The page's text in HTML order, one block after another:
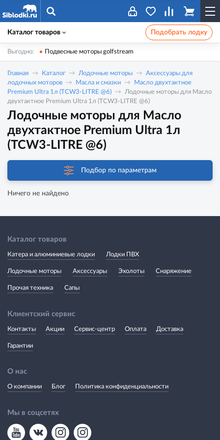
Каталог товаров Подобрать лодку
Выгодно: Подвесные моторы golfstream
Главная Каталог Лодочные моторы
Аксессуары для
лодочных моторов
Масла и смазки
Масло двухтактное
Premium Ultra 1л (TCW3-LITRE @6)
Лодочные моторы для Масло
двухтактное Premium Ultra 1л (TCW3-LITRE @6)
Лодочные моторы для Масло
двухтактное Premium Ultra 1л
(TCW3-LITRE @6)
Подбор по параметрам
Ничего не найдено
Каталог товаров
Катера и алюминиевые лодки Лодки ПВХ
Лодочные моторы Аксессуары Эхолоты Снаряжение
Прочая техника Сапы
Клиентский сервис
Контакты Акции Сервис-центр Оплата Доставка
Гарантии
О нас
О компании Блог Политика конфиденциальности
Мы в соцсетях